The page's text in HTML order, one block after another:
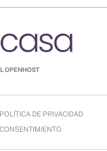
OPENHOST
POLÍTICA DE PRIVACIDAD